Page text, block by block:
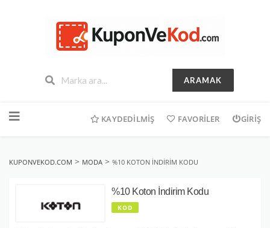
ARAMAK
geç
KAYDEDILMIŞ FAVORILER GIRIŞ
KUPONVEKOD.COM > MODA > %10 KOTON İNDIRIM KODU
%10 Koton İndirim Kodu
KOD